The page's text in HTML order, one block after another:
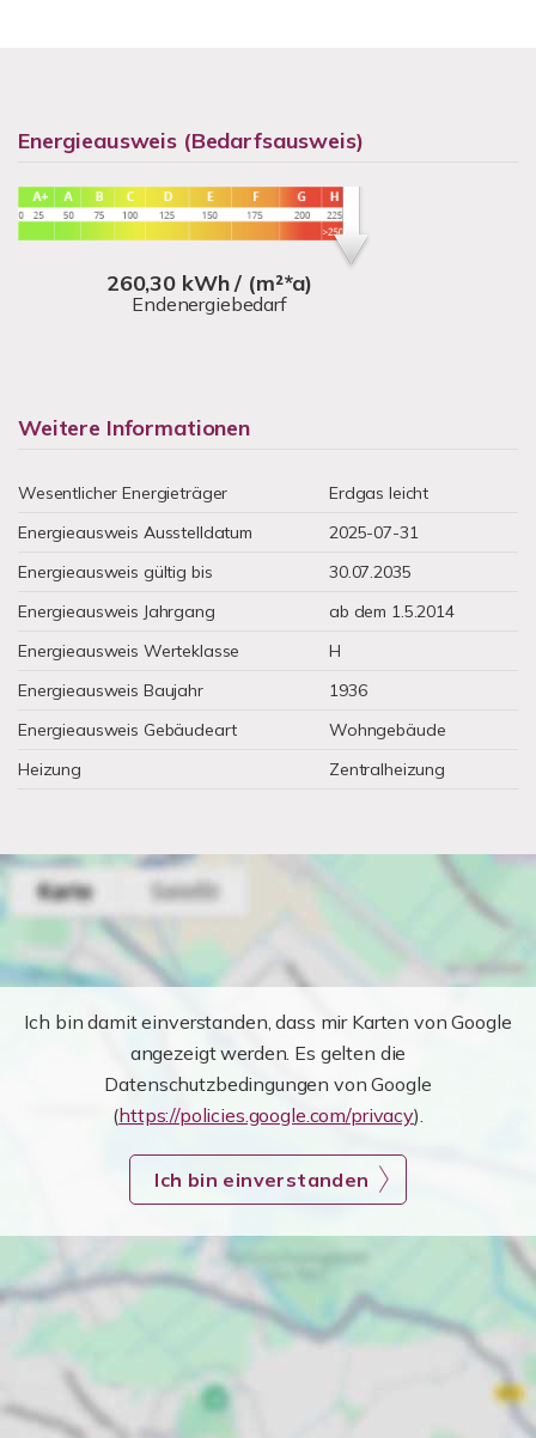
Energieausweis (Bedarfsausweis)
260,30 kWh / (m²*a)
Endenergiebedarf
Weitere Informationen
Wesentlicher Energieträger
Erdgas leicht
Energieausweis Ausstelldatum
2025-07-31
Energieausweis gültig bis
30.07.2035
Energieausweis Jahrgang
ab dem 1.5.2014
Energieausweis Werteklasse
H
Energieausweis Baujahr
1936
Energieausweis Gebäudeart
Wohngebäude
Heizung
Zentralheizung
Ich bin damit einverstanden, dass mir Karten von Google
angezeigt werden. Es gelten die
Datenschutzbedingungen von Google
(https://policies.google.com/privacy).
Ich bin einverstanden